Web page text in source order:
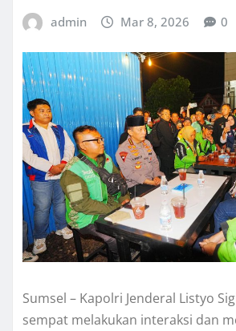
admin Mar 8, 2026 0
Sumsel – Kapolri Jenderal Listyo
sempat melakukan interaksi dan